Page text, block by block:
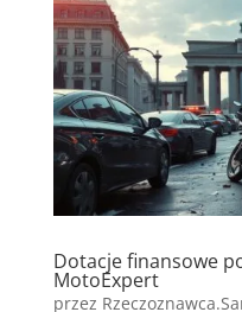
Dotacje finansowe
MotoExpert
przez